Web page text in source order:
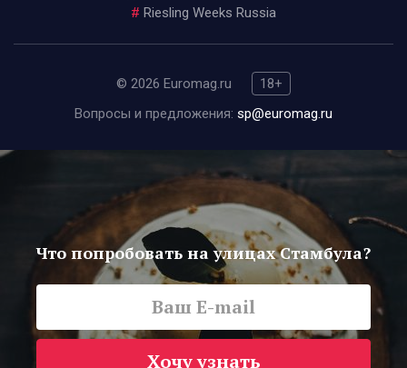
# Riesling Weeks Russia
© 2026 Euromag.ru
18+
Вопросы и предложения: sp@euromag.ru
Что попробовать на улицах Стамбула?
Хочу узнать